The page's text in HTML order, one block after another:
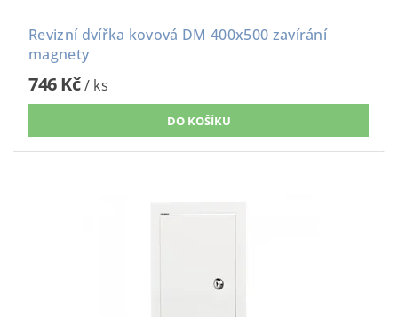
Revizní dvířka kovová DM 400x500 zavírání
magnety
746 Kč/ ks